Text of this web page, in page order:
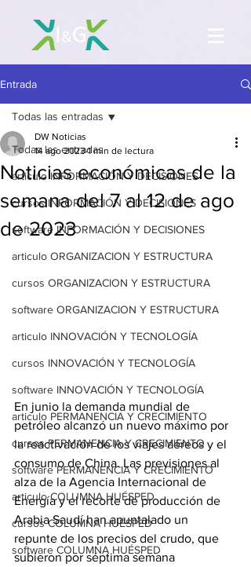
Entrada
Todas las entradas
articulo INFORMACIÓN Y DECISIONES
cursos INFORMACIÓN Y DECISIONES
software INFORMACIÓN Y DECISIONES
articulo ORGANIZACION Y ESTRUCTURA
cursos ORGANIZACION Y ESTRUCTURA
software ORGANIZACION Y ESTRUCTURA
articulo INNOVACIÓN Y TECNOLOGÍA
cursos INNOVACIÓN Y TECNOLOGÍA
software INNOVACIÓN Y TECNOLOGÍA
articulo PERMANENCIA Y CRECIMIENTO
cursos PERMANENCIA Y CRECIMIENTO
software PERMANENCIA Y CRECIMIENTO
articulo COLUMNA HUÉSPED
cursos COLUMNA HUÉSPED
software COLUMNA HUÉSPED
Todas las entradas
Noticias económicas de la
semana del 7 al 12 de ago
de 2023
DW Noticias
14 ago 2023 1 min de lectura
En junio la demanda mundial de
petróleo alcanzó un nuevo máximo por
la reactivación de los viajes aéreos y el
consumo de China. Las previsiones al
alza de la Agencia Internacional de
Energía y el recorte de producción de
Arabia Saudí han apuntalado un
repunte de los precios del crudo, que
subieron por séptima semana